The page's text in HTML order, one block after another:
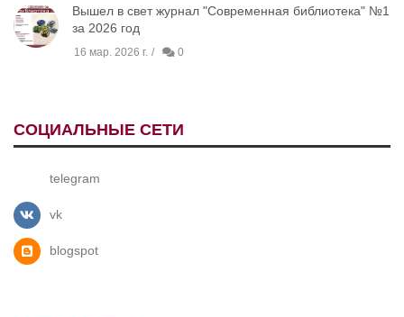
Вышел в свет журнал "Современная библиотека" №1
за 2026 год
16 мар. 2026 г. 0
СОЦИАЛЬНЫЕ СЕТИ
telegram
vk
blogspot